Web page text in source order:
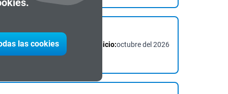
las cookies Fecha de inicio:octubre del 2026